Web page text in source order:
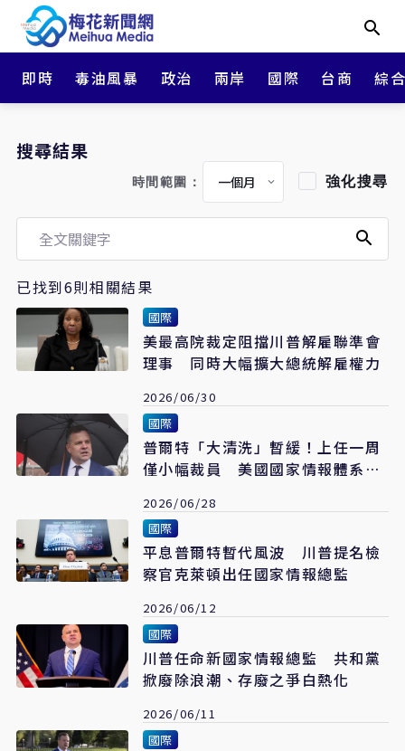
即時 毒油風暴 政治 兩岸 國際 台商 綜
搜尋結果
時間範圍： 強化搜尋
已找到6則相關結果
國際
美最高院裁定阻擋川普解雇聯準會
理事 同時大幅擴大總統解雇權力
2026/06/30
國際
普爾特「大清洗」暫緩！上任一周
僅小幅裁員 美國國家情報體系整
2026/06/28
國際
平息普爾特暫代風波 川普提名檢
察官克萊頓出任國家情報總監
2026/06/12
國際
川普任命新國家情報總監 共和黨
掀廢除浪潮、存廢之爭白熱化
2026/06/11
國際